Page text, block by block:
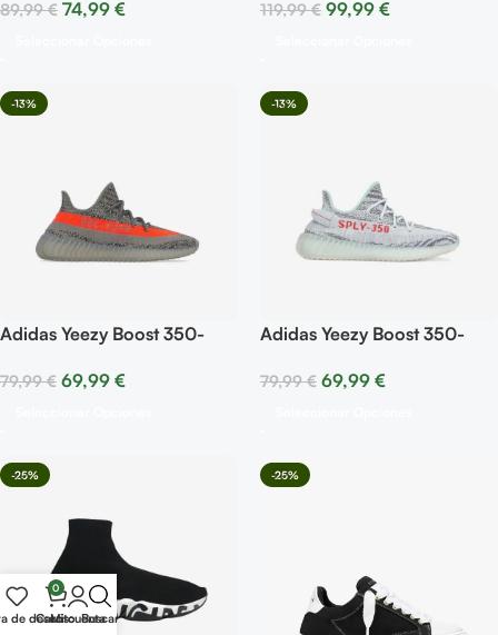
89,99€ 74,99 € 119,99€ 99,99 €
-13%
Adidas Yeezy Boost 350-
79,99€ 69,99 €
-13%
Adidas Yeezy Boost 350-
79,99€ 69,99 €
-25% -25%
de deseos
0
Carrito
Mi cuenta
Buscar